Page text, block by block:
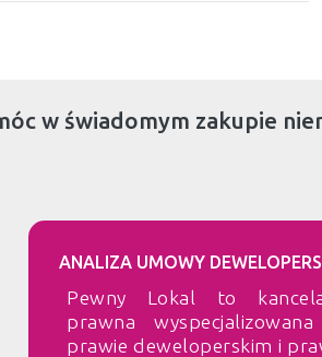
w świadomym zakupie
ANALIZA UMOWY
Pewny Lokal to
prawna
prawie deweloperskim i